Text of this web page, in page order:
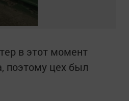
в этот момент
поэтому цех был